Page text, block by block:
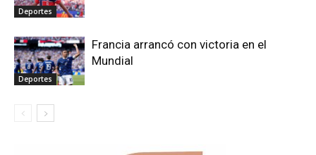
Deportes
Deportes
Francia arrancó con victoria en el
Mundial